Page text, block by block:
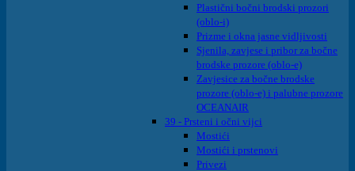
Plastični bočni brodski prozori
(oblo-i)
Prizme i okna jasne vidljivosti
Sjenila, zavjese i pribor za bočne
brodske prozore (oblo-e)
Zavjesice za bočne brodske
prozore (oblo-e) i palubne prozore
OCEANAIR
39 - Prsteni i očni vijci
Mostići
Mostići i prstenovi
Privezi